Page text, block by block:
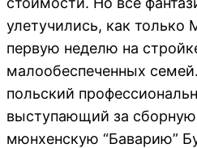
улетучились, как только
первую неделю на
малообеспеченных
польский
выступающий за
мюнхенскую “Баварию”